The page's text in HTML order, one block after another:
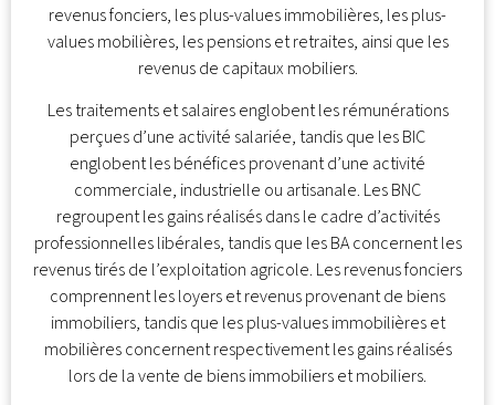
revenus fonciers, les plus-values immobilières, les plus-
values mobilières, les pensions et retraites, ainsi que les
revenus de capitaux mobiliers.
Les traitements et salaires englobent les rémunérations
perçues d’une activité salariée, tandis que les BIC
englobent les bénéfices provenant d’une activité
commerciale, industrielle ou artisanale. Les BNC
regroupent les gains réalisés dans le cadre d’activités
professionnelles libérales, tandis que les BA concernent les
revenus tirés de l’exploitation agricole. Les revenus fonciers
comprennent les loyers et revenus provenant de biens
immobiliers, tandis que les plus-values immobilières et
mobilières concernent respectivement les gains réalisés
lors de la vente de biens immobiliers et mobiliers.